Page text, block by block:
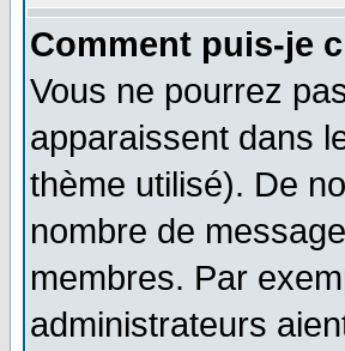
Comment puis-je
Vous ne pourrez
apparaissent dans
thème utilisé). De
nombre de
membres. Par
administrateurs